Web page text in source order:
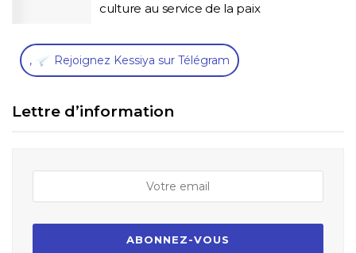
culture au service de la paix
, Rejoignez Kessiya sur Télégram
Lettre d’information